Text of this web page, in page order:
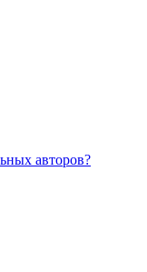
авторов?